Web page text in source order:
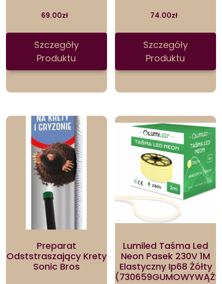
69.00zł
Szczegóły
Produktu
74.00zł
Szczegóły
Produktu
Preparat
Odststraszający Krety
Sonic Bros
Lumiled Taśma Led
Neon Pasek 230V 1M
Elastyczny Ip68 Żółty